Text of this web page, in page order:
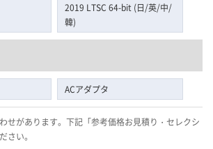
2019 LTSC 64-bit (日/英/中/
韓)
ACアダプタ
せがあります。下記「参考価格お見積り・セレクシ
さい。